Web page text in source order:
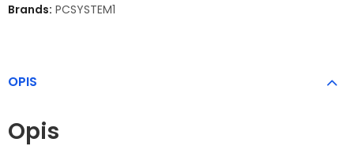
Brands: PCSYSTEM1
OPIS
Opis